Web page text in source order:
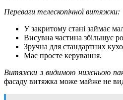
Переваги телескопічної витяжки:
У закритому стані займає
Висувна частина збільшує
Зручна для стандартних
Має просте керування.
Витяжки з видимою нижньою
фасаду витяжка може майже не